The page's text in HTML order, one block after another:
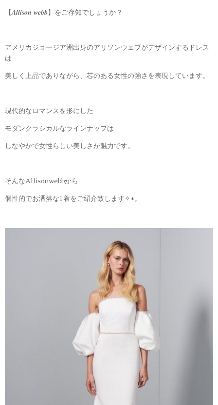
【𝑨𝒍𝒍𝒊𝒔𝒐𝒏 𝒘𝒆𝒃𝒃】をご存知でしょうか？
アメリカジョージア洲出身のアリソンウェブがデザインするドレス
は
美しく上品でありながら、芯のある女性の強さを表現しています。
現代的なロマンスを形にした
モダンクラシカルなラインナップは
しなやかで女性らしい美しさが魅力です。
そんなAllisonwebbから
個性的でお洒落な1着をご紹介致します✧*。